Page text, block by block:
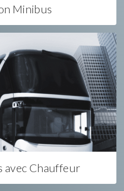
Minibus
avec Chauffeur